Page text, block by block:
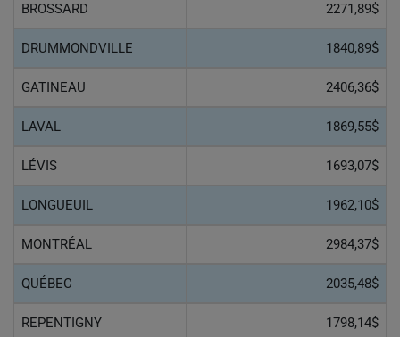
BROSSARD 2271,89$
DRUMMONDVILLE 1840,89$
GATINEAU 2406,36$
LAVAL 1869,55$
LÉVIS 1693,07$
LONGUEUIL 1962,10$
MONTRÉAL 2984,37$
QUÉBEC 2035,48$
REPENTIGNY 1798,14$